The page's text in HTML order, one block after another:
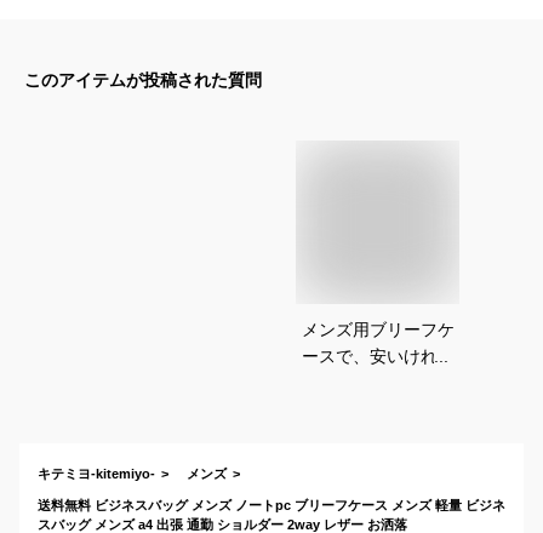
このアイテムが投稿された質問
メンズ用ブリーフケ
ースで、安いけれど
キテミヨ-kitemiyo- メンズ
送料無料 ビジネスバッグ メンズ ノートpc ブリーフケース メンズ 軽量 ビジネ
スバッグ メンズ a4 出張 通勤 ショルダー 2way レザー お洒落